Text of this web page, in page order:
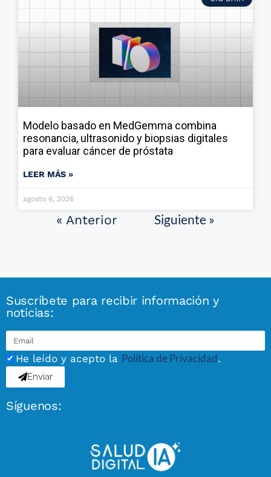
Modelo basado en MedGemma combina
resonancia, ultrasonido y biopsias digitales
para evaluar cáncer de próstata
LEER MÁS »
agosto 6, 2026
« Anterior Siguiente »
Suscríbete para recibir información y
noticias:
He leído y acepto la Política de Privacidad.
Enviar
Síguenos: